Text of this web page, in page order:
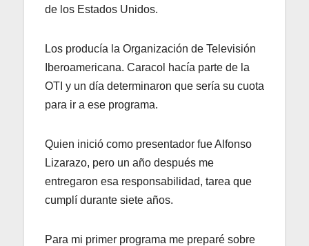
de los Estados Unidos.
Los producía la Organización de Televisión
Iberoamericana. Caracol hacía parte de la
OTI y un día determinaron que sería su cuota
para ir a ese programa.
Quien inició como presentador fue Alfonso
Lizarazo, pero un año después me
entregaron esa responsabilidad, tarea que
cumplí durante siete años.
Para mi primer programa me preparé sobre